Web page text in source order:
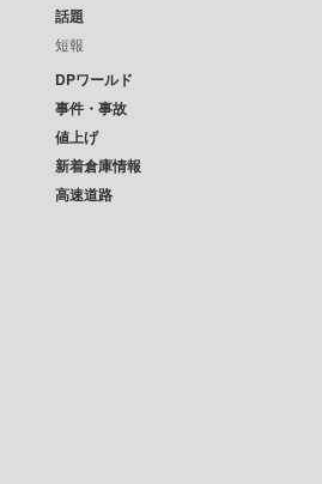
話題
短報
DPワールド
事件・事故
値上げ
新着倉庫情報
高速道路